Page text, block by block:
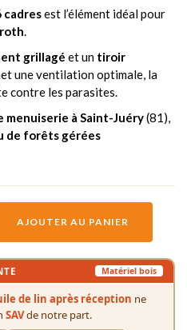
cadresest l’élément idéal pour
.
grillagé et un tiroir
une ventilation optimale, la
contre les parasites.
menuiserie à Saint-Juéry(81),
de forêts gérées
AJOUTER AU PANIER
Matériel bois
de lin après réception ne
SAVde notre part.